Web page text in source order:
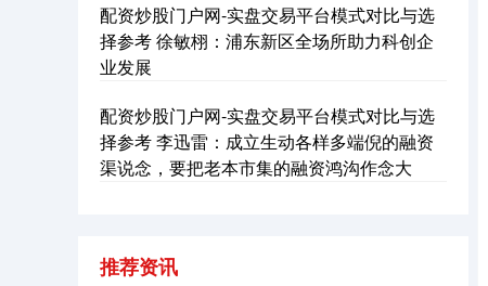
国债指数 229.69 +0.10 +0.04%
配资炒股门户网-实盘交易平台模式对比与选
择参考 徐敏栩：浦东新区全场所助力科创企
业发展
配资炒股门户网-实盘交易平台模式对比与选
择参考 李迅雷：成立生动各样多端倪的融资
渠说念，要把老本市集的融资鸿沟作念大
推荐资讯